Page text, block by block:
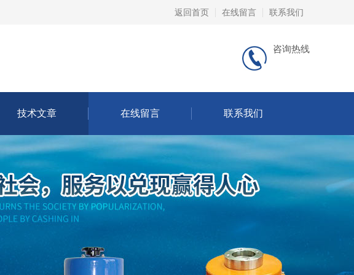
返回首页 在线留言 联系我们
咨询热线
技术文章 在线留言 联系我们